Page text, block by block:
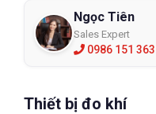
Ngọc Tiên
Sales Expert
0986 151 363
Thiết bị đo khí